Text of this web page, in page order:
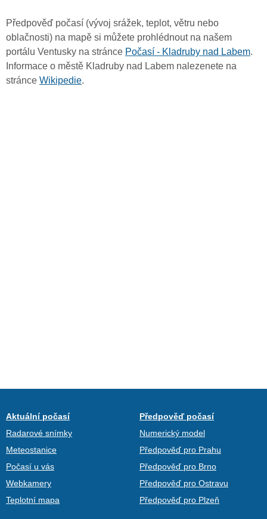
Předpověď počasí (vývoj srážek, teplot, větru nebo
oblačnosti) na mapě si můžete prohlédnout na našem
portálu Ventusky na stránce Počasí - Kladruby nad Labem.
Informace o městě Kladruby nad Labem nalezenete na
stránce Wikipedie.
Aktuální počasí
Radarové snímky
Meteostanice
Počasí u vás
Webkamery
Teplotní mapa
Předpověď počasí
Numerický model
Předpověď pro Prahu
Předpověď pro Brno
Předpověď pro Ostravu
Předpověď pro Plzeň